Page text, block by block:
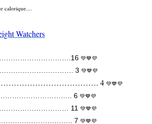
calorique....
Watchers
g…………………………….16 💚💙💜
3 💚💙💜
g …………………………………. 4 💚💙💜
g………………………….. 6 💚💙💜
g …………………………… 11 💚💙💜
7 💚💙💜